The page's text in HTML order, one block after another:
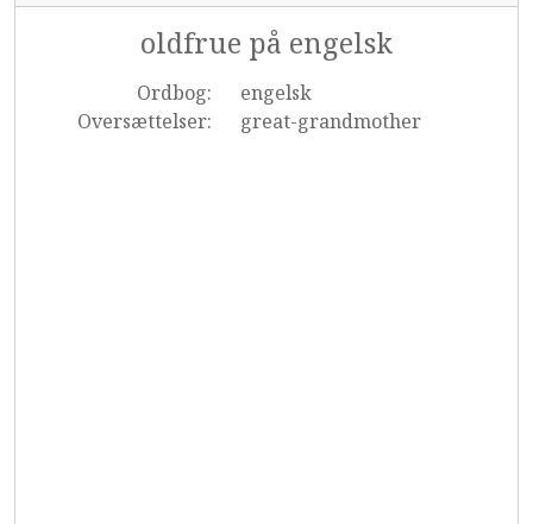
oldfrue på engelsk
Ordbog:
engelsk
Oversættelser:
great-grandmother